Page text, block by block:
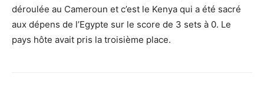
déroulée au Cameroun et c’est le Kenya qui a été sacré
aux dépens de l’Egypte sur le score de 3 sets à 0. Le
pays hôte avait pris la troisième place.